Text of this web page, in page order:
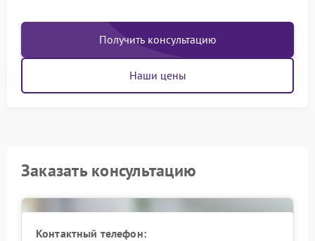
Получить консультацию
Наши цены
Заказать консультацию
Контактный телефон: